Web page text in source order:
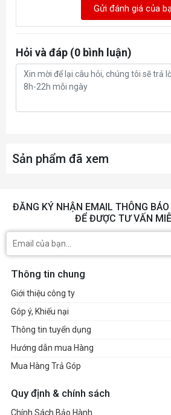
Gửi đánh giá của
Hỏi và đáp (0 bình luận)
Sản phẩm đã xem
ĐĂNG KÝ NHẬN EMAIL THÔNG
ĐỂ ĐƯỢC TƯ VẤN
Thông tin chung
Giới thiệu công ty
Góp ý, Khiếu nại
Thông tin tuyển dụng
Hướng dẫn mua Hàng
Mua Hàng Trả Góp
Quy định & chính sách
Chính Sách Bảo Hành